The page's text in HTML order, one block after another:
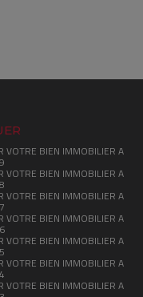
VOTRE BIEN IMMOBILIER A
VOTRE BIEN IMMOBILIER A
VOTRE BIEN IMMOBILIER A
VOTRE BIEN IMMOBILIER A
VOTRE BIEN IMMOBILIER A
VOTRE BIEN IMMOBILIER A
VOTRE BIEN IMMOBILIER A